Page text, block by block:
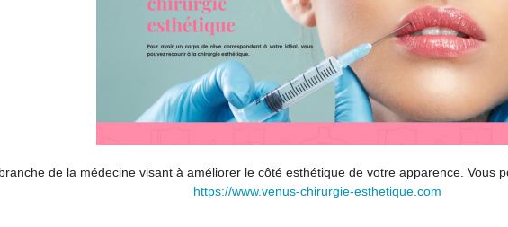
de la médecine visant à améliorer le côté esthétique de votre apparence. Vous
https://www.venus-chirurgie-esthetique.com